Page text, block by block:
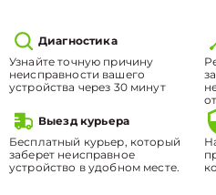
Диагностика
Узнайте точную причину
неисправности вашего
устройства через 30 минут
Выезд курьера
Бесплатный курьер, который
заберет неисправное
устройство в удобном месте.